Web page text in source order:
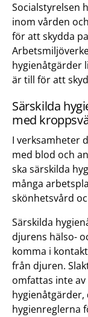
Socialstyrelsen
inom vården
för att skydda
hygienåtgärder
är till för att
Särskilda
med
I verksamheter
med blod och
ska särskilda
många
skönhetsvård
Särskilda
djurens hälso-
komma i
från djuren.
omfattas inte
hygienåtgärder,
hygienreglerna